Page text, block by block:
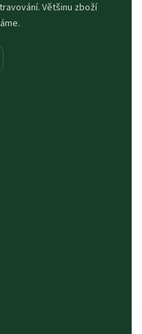
Většinu zboží